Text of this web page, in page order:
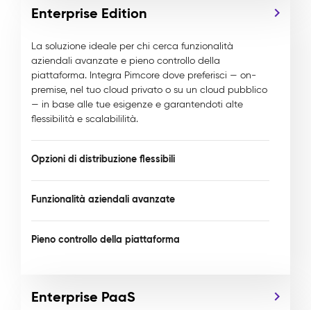
Enterprise Edition
La soluzione ideale per chi cerca funzionalità
aziendali avanzate e pieno controllo della
piattaforma. Integra Pimcore dove preferisci — on-
premise, nel tuo cloud privato o su un cloud pubblico
— in base alle tue esigenze e garantendoti alte
flessibilità e scalabililità.
Opzioni di distribuzione flessibili
Funzionalità aziendali avanzate
Pieno controllo della piattaforma
Enterprise PaaS